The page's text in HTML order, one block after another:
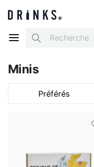
Search
Minis
Préférés